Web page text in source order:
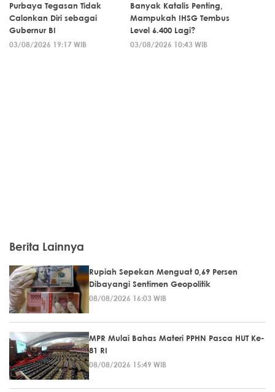
Purbaya Tegasan Tidak
Calonkan Diri sebagai
Gubernur BI
03/08/2026 19:17 WIB
Banyak Katalis Penting,
Mampukah IHSG Tembus
Level 6.400 Lagi?
03/08/2026 10:43 WIB
Berita Lainnya
Rupiah Sepekan Menguat 0,69 Persen
Dibayangi Sentimen Geopolitik
08/08/2026 16:03 WIB
MPR Mulai Bahas Materi PPHN Pasca HUT Ke-
81 RI
08/08/2026 15:49 WIB